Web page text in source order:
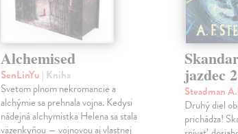
Alchemised
SenLinYu | Kniha
Svetom plnom nekromancie a
alchýmie sa prehnala vojna. Kedysi
nádejná alchymistka Helena sa stala
väzenkyňou — vojnovou aj vlastnej
jazdec 2
Steadman
Druhý diel
prichádza!